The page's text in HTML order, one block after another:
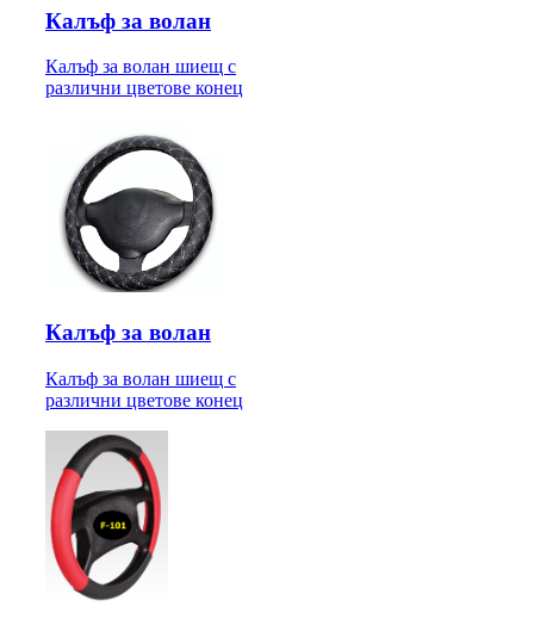
Калъф за волан
Калъф за волан шиещ с
различни цветове конец
Калъф за волан
Калъф за волан шиещ с
различни цветове конец